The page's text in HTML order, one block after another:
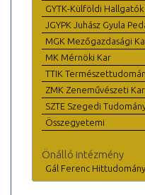
GYTK-Külföldi
JGYPK Juhász Gyula
MGK Mezőgazdasági
MK Mérnöki Kar
TTIK
ZMK Zeneművészeti Kar
SZTE Szegedi
Összegyetemi
Önálló intézmény
Gál Ferenc